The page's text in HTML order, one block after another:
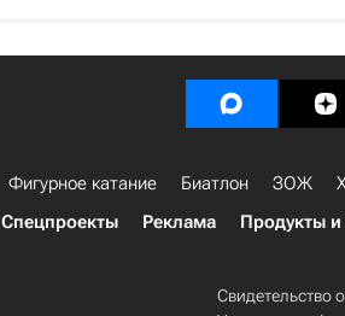
Фигурное катание Биатлон ЗОЖ
Спецпроекты
Реклама Продукты
Свидетельство